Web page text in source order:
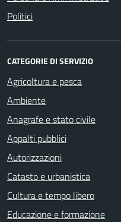
Politici
CATEGORIE DI SERVIZIO
Agricoltura e pesca
Ambiente
Anagrafe e stato civile
Appalti pubblici
Autorizzazioni
Catasto e urbanistica
Cultura e tempo libero
Educazione e formazione